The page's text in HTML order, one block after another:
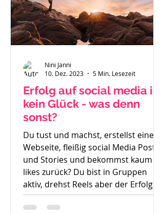
Erfolg auf social media ist
kein Glück - was denn
sonst?
Du tust und machst, erstellst eine
Webseite, fleißig social Media Posts
und Stories und bekommst kaum
likes zurück? Du bist in Gruppen
aktiv, drehst Reels aber der Erfolg
bleibt aus. So langsam weißt du
nicht mehr weiter. Was denn noch
Nini Janni
10. Dez. 2023
5 Min. Lesezeit